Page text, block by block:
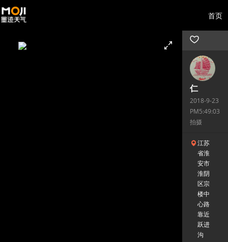
首页
仁
2018-9-23
PM5:49:03
拍摄
江苏
省淮
安市
淮阴
区宗
楼中
心路
靠近
跃进
沟